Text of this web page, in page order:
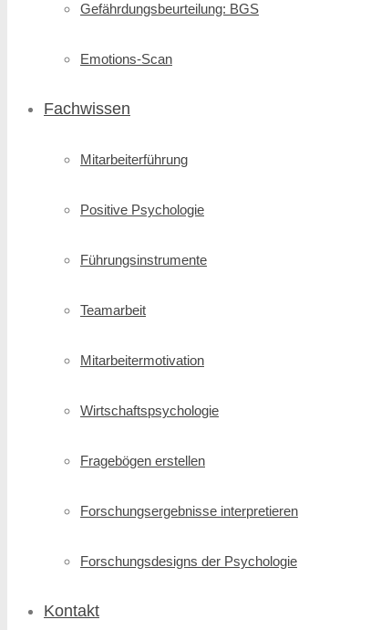
Gefährdungsbeurteilung: BGS
Emotions-Scan
Fachwissen
Mitarbeiterführung
Positive Psychologie
Führungsinstrumente
Teamarbeit
Mitarbeitermotivation
Wirtschafts­psychologie
Fragebögen erstellen
Forschungs­ergebnisse interpretieren
Forschungsdesigns der Psychologie
Kontakt